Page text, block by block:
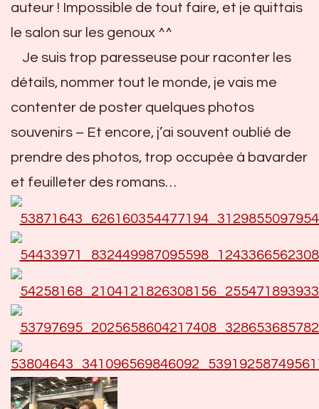
auteur ! Impossible de tout faire, et je quittais
le salon sur les genoux ^^
Je suis trop paresseuse pour raconter les
détails, nommer tout le monde, je vais me
contenter de poster quelques photos
souvenirs – Et encore, j’ai souvent oublié de
prendre des photos, trop occupée à bavarder
et feuilleter des romans…